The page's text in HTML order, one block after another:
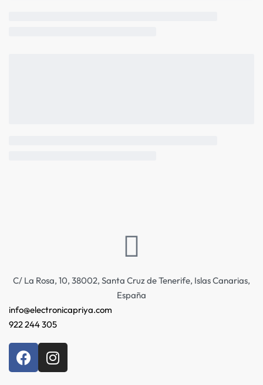
C/ La Rosa, 10, 38002, Santa Cruz de Tenerife, Islas Canarias,
España
info@electronicapriya.com
922 244 305